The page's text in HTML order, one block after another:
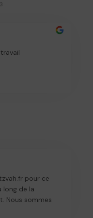
pour ce
long de la
Nous sommes